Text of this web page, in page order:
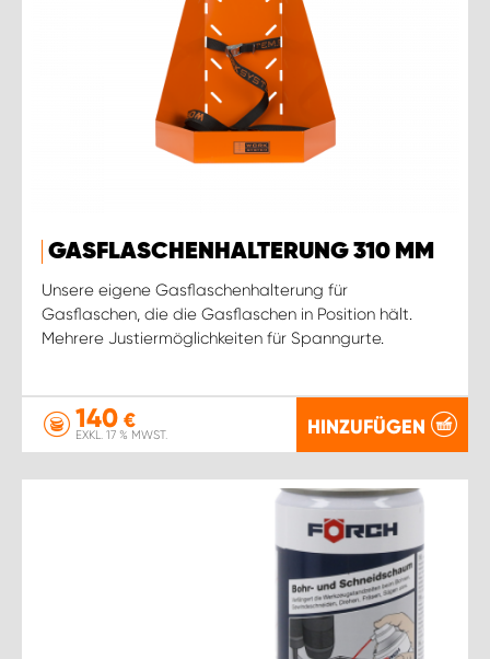
GASFLASCHENHALTERUNG 310 MM
Unsere eigene Gasflaschenhalterung für
Gasflaschen, die die Gasflaschen in Position hält.
Mehrere Justiermöglichkeiten für Spanngurte.
140 €
EXKL. 17 % MWST. HINZUFÜGEN